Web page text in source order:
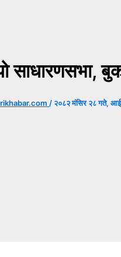
साधारणसभा,
/ २०८२ मंसिर २८ गते,